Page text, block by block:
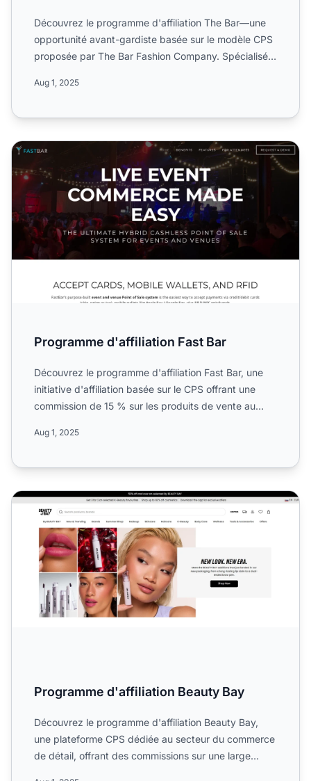
Découvrez le programme d'affiliation The Bar—une
opportunité avant-gardiste basée sur le modèle CPS
proposée par The Bar Fashion Company. Spécialisée
Aug 1, 2025
Programme d'affiliation Fast Bar
Programme d'affiliation Fast Bar
Découvrez le programme d'affiliation Fast Bar, une
initiative d'affiliation basée sur le CPS offrant une
commission de 15 % sur les produits de vente au
Aug 1, 2025
Programme d'affiliation Beauty Bay
Programme d'affiliation Beauty Bay
Découvrez le programme d'affiliation Beauty Bay,
une plateforme CPS dédiée au secteur du commerce
de détail, offrant des commissions sur une large